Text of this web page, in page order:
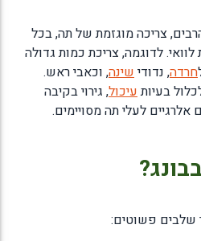
צריכה מוגזמת של תה, בכל
לדוגמה, צריכת כמות גדולה
חרדה, נדודישינה, וכאבי ראש.
בעיותעיכול, גירוי בקיבה
לעלי תה מסויימים.
שלבים פשוטים: